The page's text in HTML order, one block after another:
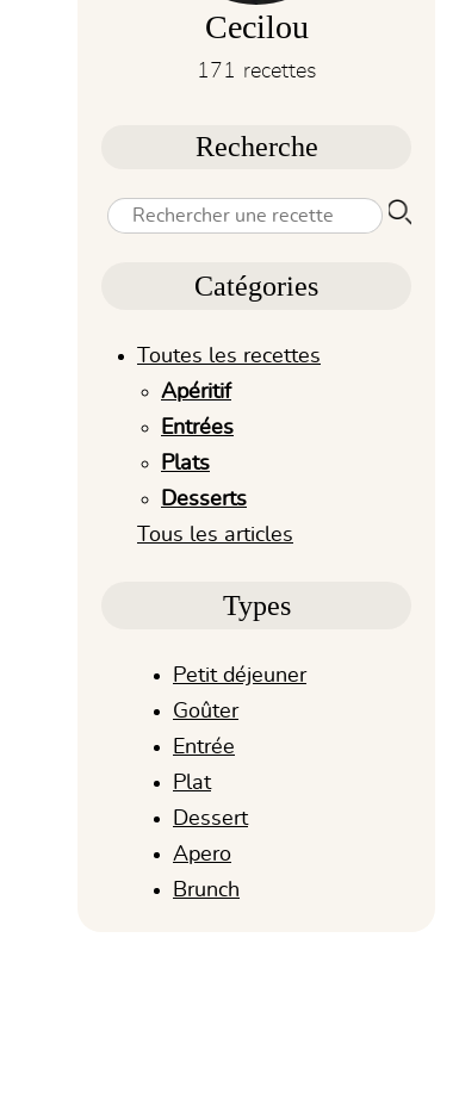
Cecilou
171 recettes
Recherche
Catégories
Toutes les recettes
Apéritif
Entrées
Plats
Desserts
Tous les articles
Types
Petit déjeuner
Goûter
Entrée
Plat
Dessert
Apero
Brunch